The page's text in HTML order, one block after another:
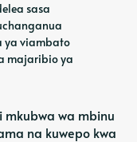
sasa
ya viambato
majaribio ya
mkubwa wa mbinu
na kuwepo kwa